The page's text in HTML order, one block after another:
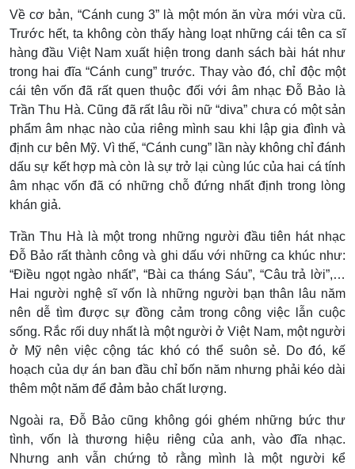
Về cơ bản, “Cánh cung 3” là một món ăn vừa mới vừa cũ.
Trước hết, ta không còn thấy hàng loạt những cái tên ca sĩ
hàng đầu Việt Nam xuất hiện trong danh sách bài hát như
trong hai đĩa “Cánh cung” trước. Thay vào đó, chỉ độc một
cái tên vốn đã rất quen thuộc đối với âm nhạc Đỗ Bảo là
Trần Thu Hà. Cũng đã rất lâu rồi nữ “diva” chưa có một sản
phẩm âm nhạc nào của riêng mình sau khi lập gia đình và
định cư bên Mỹ. Vì thế, “Cánh cung” lần này không chỉ đánh
dấu sự kết hợp mà còn là sự trở lại cùng lúc của hai cá tính
âm nhạc vốn đã có những chỗ đứng nhất định trong lòng
khán giả.
Trần Thu Hà là một trong những người đầu tiên hát nhạc
Đỗ Bảo rất thành công và ghi dấu với những ca khúc như:
“Điều ngọt ngào nhất”, “Bài ca tháng Sáu”, “Câu trả lời”,…
Hai người nghệ sĩ vốn là những người bạn thân lâu năm
nên dễ tìm được sự đồng cảm trong công việc lẫn cuộc
sống. Rắc rối duy nhất là một người ở Việt Nam, một người
ở Mỹ nên việc cộng tác khó có thể suôn sẻ. Do đó, kế
hoạch của dự án ban đầu chỉ bốn năm nhưng phải kéo dài
thêm một năm để đảm bảo chất lượng.
Ngoài ra, Đỗ Bảo cũng không gói ghém những bức thư
tình, vốn là thương hiệu riêng của anh, vào đĩa nhạc.
Nhưng anh vẫn chứng tỏ rằng mình là một người kể